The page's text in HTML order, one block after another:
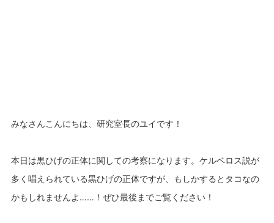
みなさんこんにちは、研究室長のユイです！
本日は黒ひげの正体に関しての考察になります。ケルベロス説が
多く唱えられている黒ひげの正体ですが、もしかするとタコなの